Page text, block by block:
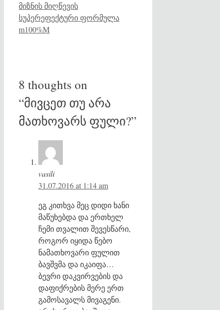
მიზნის მიღწევის
სუპერეფექტური ფორმულა
m100%M
8 thoughts on
“მივცეთ თუ არა
მათხოვარს ფული?”
vasili
31.07.2016 at 1:14 am
ეგ კითხვა მეც დიდი ხანი
მაწუხებდა და ერთხელ
ჩემი თვალით შევესწარი,
როგორ იყიდა წებო
ნამათხოვარი ფულით
ბავშვმა და იკაიფა…
ბევრი დაკვირვების და
დაფიქრების მერე ერთ
გამოსავალს მივაგენი.